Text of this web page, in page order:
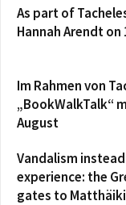
As part of
Hannah Arendt on
Im Rahmen von
„BookWalkTalk“
August
Vandalism
experience: the
gates to